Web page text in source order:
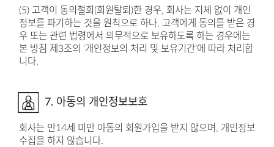
(5) 고객이 동의철회(회원탈퇴)한 경우, 회사는 지체 없이 개인
정보를 파기하는 것을 원칙으로 하나, 고객에게 동의를 받은 경
우 또는 관련 법령에서 의무적으로 보유하도록 하는 경우에는
본 방침 제3조의 ‘개인정보의 처리 및 보유기간’에 따라 처리합
니다.
7. 아동의 개인정보보호
회사는 만14세 미만 아동의 회원가입을 받지 않으며, 개인정보
수집을 하지 않습니다.